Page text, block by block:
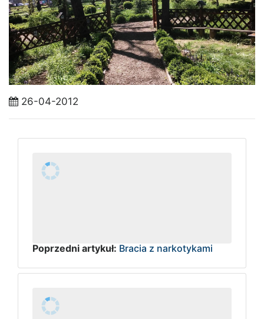
26-04-2012
Poprzedni artykuł: Bracia z narkotykami